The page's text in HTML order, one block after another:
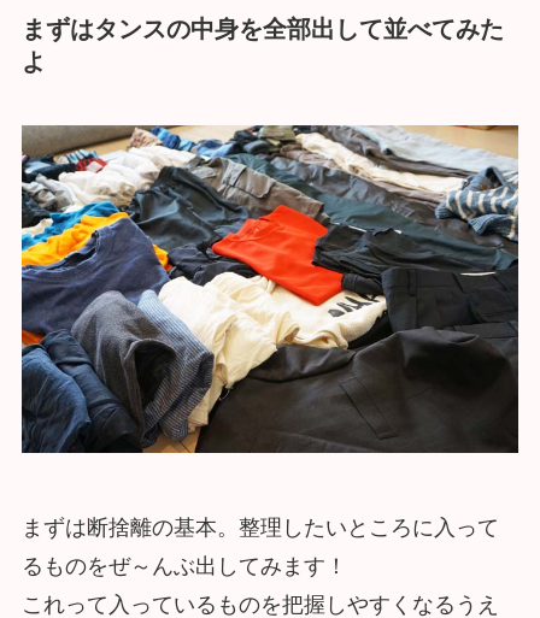
まずはタンスの中身を全部出して並べてみた
よ
まずは断捨離の基本。整理したいところに入って
るものをぜ～んぶ出してみます！
これって入っているものを把握しやすくなるうえ